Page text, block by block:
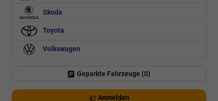
Skoda
Toyota
Volkswagen
Geparkte Fahrzeuge (0)
Anmelden